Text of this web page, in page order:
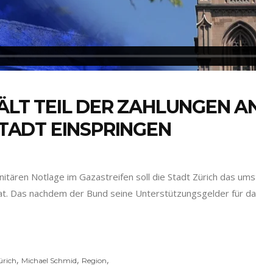
TEIL DER ZAHLUNGEN
EINSPRINGEN
Notlage im Gazastreifen soll die Stadt Zürich das
Das nachdem der Bund seine Unterstützungsgelder für
, Michael Schmid, Region,